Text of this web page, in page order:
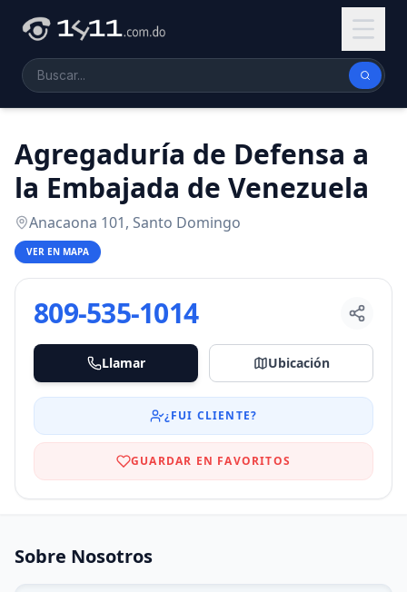
Agregaduría de Defensa a
la Embajada de Venezuela
Anacaona 101, Santo Domingo
VER EN MAPA
809-535-1014
Llamar Ubicación
¿FUI CLIENTE?
GUARDAR EN FAVORITOS
Sobre Nosotros